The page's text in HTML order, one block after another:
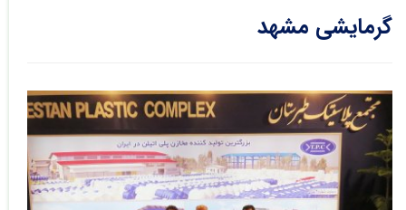
گرمایشی مشهد